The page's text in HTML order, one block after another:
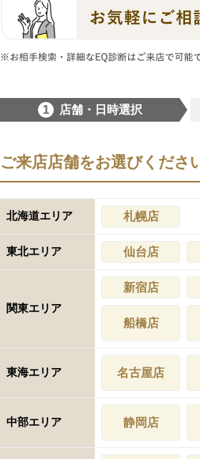
1 店舗・日時選択
ご来店店舗をお選びくださ
北海道エリア 札幌店
東北エリア 仙台店
関東エリア
新宿店
船橋店
東海エリア 名古屋店
中部エリア 静岡店